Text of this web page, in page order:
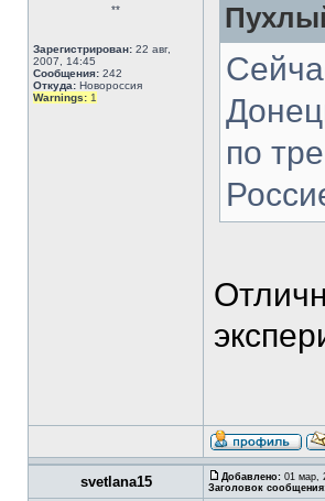
**
Зарегистрирован: 22 авг,
2007, 14:45
Сообщения: 242
Откуда: Новороссия
Warnings: 1
по
svetlana15 Добавлено: 01 мар,
Заголовок